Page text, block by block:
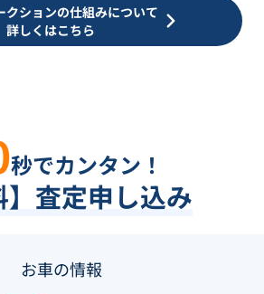
クションの仕組みについて
詳しくはこちら
秒でカンタン！
】査定申し込み
お車の情報